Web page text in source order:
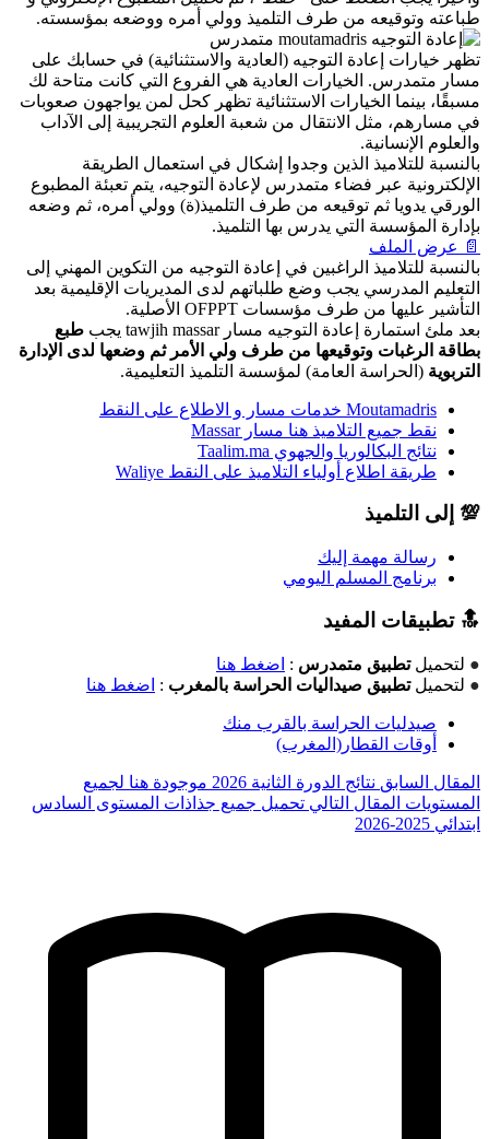
طباعته وتوقيعه من طرف التلميذ وولي أمره ووضعه بمؤسسته.
تظهر خيارات إعادة التوجيه (العادية والاستثنائية) في حسابك على
مسار متمدرس. الخيارات العادية هي الفروع التي كانت متاحة لك
مسبقًا، بينما الخيارات الاستثنائية تظهر كحل لمن يواجهون صعوبات
في مسارهم، مثل الانتقال من شعبة العلوم التجريبية إلى الآداب
والعلوم الإنسانية.
بالنسبة للتلاميذ الذين وجدوا إشكال في استعمال الطريقة
الإلكترونية عبر فضاء متمدرس لإعادة التوجيه، يتم تعبئة المطبوع
الورقي يدويا ثم توقيعه من طرف التلميذ(ة) وولي أمره، ثم وضعه
بإدارة المؤسسة التي يدرس بها التلميذ.
📄 عرض الملف
بالنسبة للتلاميذ الراغبين في إعادة التوجيه من التكوين المهني إلى
التعليم المدرسي يجب وضع طلباتهم لدى المديريات الإقليمية بعد
التأشير عليها من طرف مؤسسات OFPPT الأصلية.
بعد ملئ استمارة إعادة التوجيه مسار tawjih massar يجب
طبع
بطاقة الرغبات وتوقيعها من طرف ولي الأمر ثم وضعها لدى الإدارة
التربوية (الحراسة العامة) لمؤسسة التلميذ التعليمية.
Moutamadris خدمات مسار و الاطلاع على النقط
نقط جميع التلاميذ هنا مسار Massar
نتائج البكالوريا والجهوي Taalim.ma
طريقة اطلاع أولياء التلاميذ على النقط Waliye
💯 إلى التلميذ
رسالة مهمة إليك
برنامج المسلم اليومي
🔝 تطبيقات المفيد
● لتحميلتطبيق متمدرس : اضغط هنا
● لتحميلتطبيق صيداليات الحراسة بالمغرب : اضغط هنا
صيدليات الحراسة بالقرب منك
أوقات القطار(المغرب)
المقال السابق
نتائج الدورة الثانية 2026 موجودة هنا لجميع
المستويات المقال التالي تحميل جميع جذاذات المستوى السادس
ابتدائي 2025-2026